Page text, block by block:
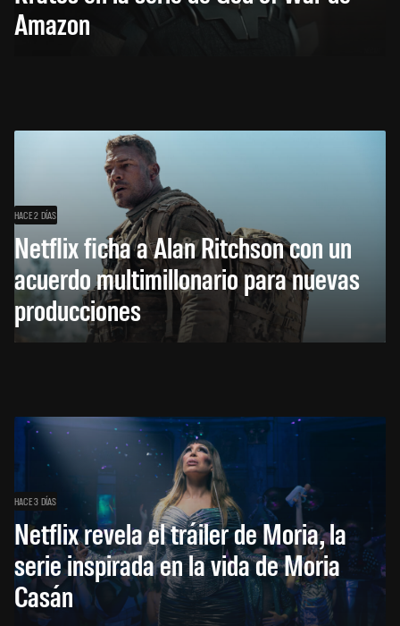
Amazon
HACE 2 DÍAS
Netflix ficha a Alan Ritchson con un
acuerdo multimillonario para nuevas
producciones
HACE 3 DÍAS
Netflix revela el tráiler de Moria, la
serie inspirada en la vida de Moria
Casán